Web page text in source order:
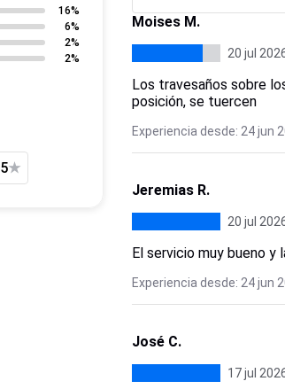
16%
6%
2%
2%
5★
Moises M.
20 jul
Los travesaños sobre
posición, se tuercen
Experiencia desde: 24 jun
Jeremias R.
20 jul
El servicio muy bueno y
Experiencia desde: 24 jun
José C.
17 jul